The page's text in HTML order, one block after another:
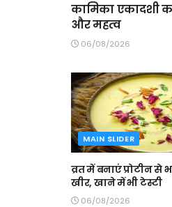
कामिका एकादशी
और महत्व
06/08/2026
MAIN SLIDER
व्रत में बनाएं प्रोटीन से
खीर, खाने में भी टेस्टी
06/08/2026